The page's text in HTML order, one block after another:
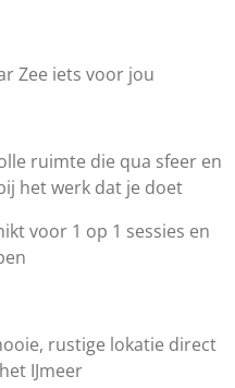
Zee iets voor jou
ruimte die qua sfeer en
het werk dat je doet
voor 1 op 1 sessies en
rustige lokatie direct
IJmeer